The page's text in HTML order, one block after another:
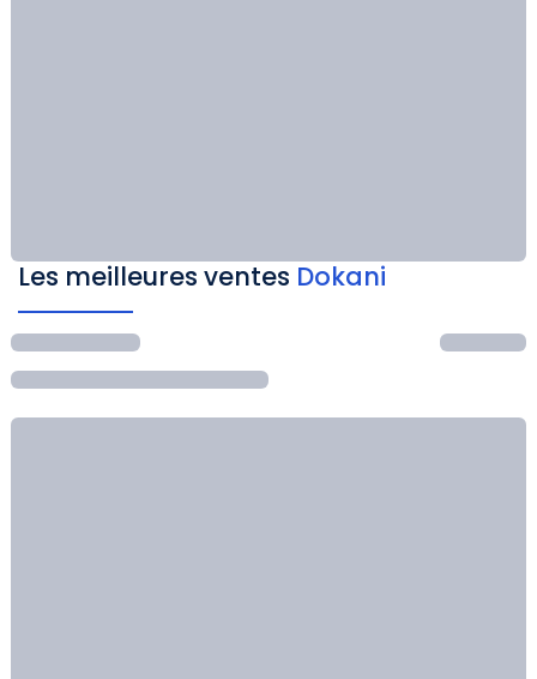
Les meilleures ventes Dokani